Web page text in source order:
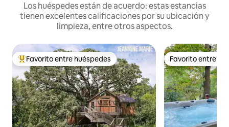
Los huéspedes están de acuerdo: estas estancias
tienen excelentes calificaciones por su ubicación y
limpieza, entre otros aspectos.
De los mejores en Favorito entre huéspedes
Favorito entre huéspedes Favorito entre
Favorito entre